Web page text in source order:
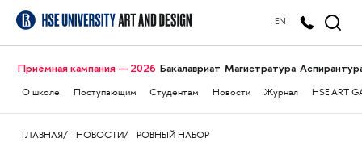
EN
Приёмная кампания — 2026 Бакалавриат Магистратура
О школе Поступающим Студентам Новости Журнал HSE ART
ГЛАВНАЯ НОВОСТИ РОВНЫЙ НАБОР